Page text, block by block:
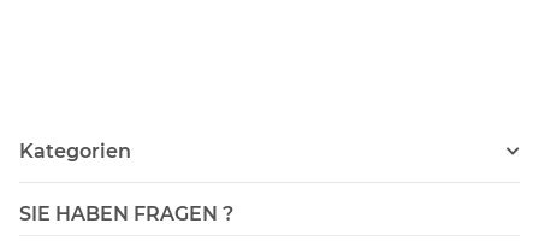
Kategorien
SIE HABEN FRAGEN ?